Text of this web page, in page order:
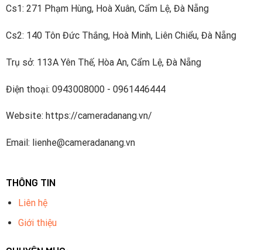
năm vào R & D kể từ năm 2014. Công ty có bốn viện
Viện Chip và Viện đám mây video và một nhóm R & D
IoT, dịch vụ đám mây, video, an ninh mạng và độ tin cậy
hơn 1700 bằng sáng chế.
Dahua Technology thuộc Top5 nhà cung cấp thiết bị an
International.
Cs1: 271 Phạm Hùng, Hoà Xuân, Cẩm Lệ, Đà Nẵng
Cs2: 140 Tôn Đức Thắng, Hoà Minh, Liên Chiểu, Đà Nẵng
Trụ sở: 113A Yên Thế, Hòa An, Cẩm Lệ, Đà Nẵng
Điện thoại: 0943008000 - 0961446444
Website: https://cameradanang.vn/
Email: lienhe@cameradanang.vn
THÔNG TIN
Liên hệ
Giới thiệu